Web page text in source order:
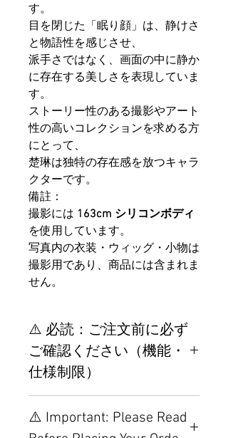
す。
目を閉じた「眠り顔」は、静けさ
と物語性を感じさせ、
派手さではなく、画面の中に静か
に存在する美しさを表現していま
す。
ストーリー性のある撮影やアート
性の高いコレクションを求める方
にとって、
楚琳は独特の存在感を放つキャラ
クターです。
備註：
撮影には 163cm シリコンボディ
を使用しています。
写真内の衣装・ウィッグ・小物は
撮影用であり、商品には含まれま
せん。
⚠️ 必読：ご注文前に必ず
ご確認ください（機能・
仕様制限）
置制限について
⚠️ Important: Please Read